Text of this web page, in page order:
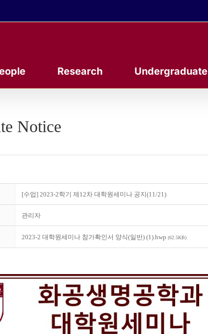
Research Undergraduate
Notice
[수업] 2023-2학기 제12차 대학원세미나 공지(11/21)
관리자
2023-2 대학원세미나 참가확인서 양식(일반) (1).hwp (62.5KB)